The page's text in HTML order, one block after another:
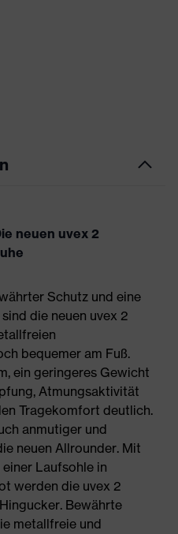
neuen uvex 2
Schutz und eine
die neuen uvex 2
bequemer am Fuß.
ein geringeres Gewicht
Atmungsaktivität
Tragekomfort deutlich.
anmutiger und
neuen Allrounder. Mit
Laufsohle in
werden die uvex 2
Bewährte
metallfreie und